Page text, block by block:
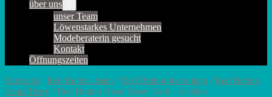
über uns
Schalter
unser Team
Löwenstarkes Unternehmen
Modeberaterin gesucht
Kontakt
Öffnungszeiten
Startseite /Red Button Jeans /Red Button Jeans lang /Red Button
Jeans Tessy / Red Button Hose Tessy Cord – iceblue